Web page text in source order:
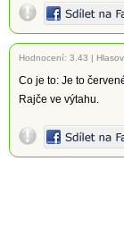
Hodnocení: 3.43 |
Co je to: Je to
Rajče ve výtahu.